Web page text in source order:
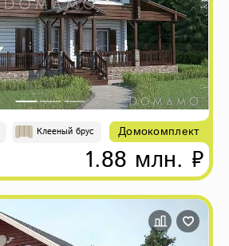
Клееный брус Домокомплект
1.88 млн. ₽